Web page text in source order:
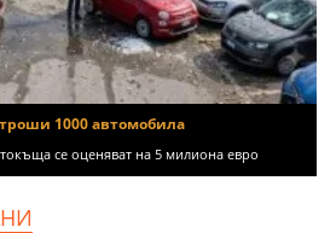
1000 автомобила
се оценяват на 5 милиона евро